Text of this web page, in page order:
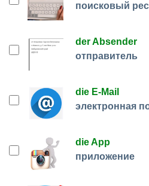
поисковый
der Absender
отправитель
die E-Mail
электронная
die App
приложение